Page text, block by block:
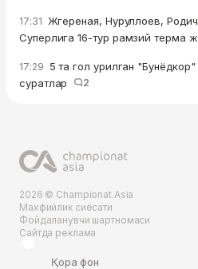
17:31 Жгереная, Нуруллоев,
Суперлига 16-тур рамзий терма
17:29 5 та гол урилган
суратлар
2
2026 © Championat.Asia
Махфийлик сиёсати
Фойдаланувчи шартномаси
Сайтда реклама
Қора фон